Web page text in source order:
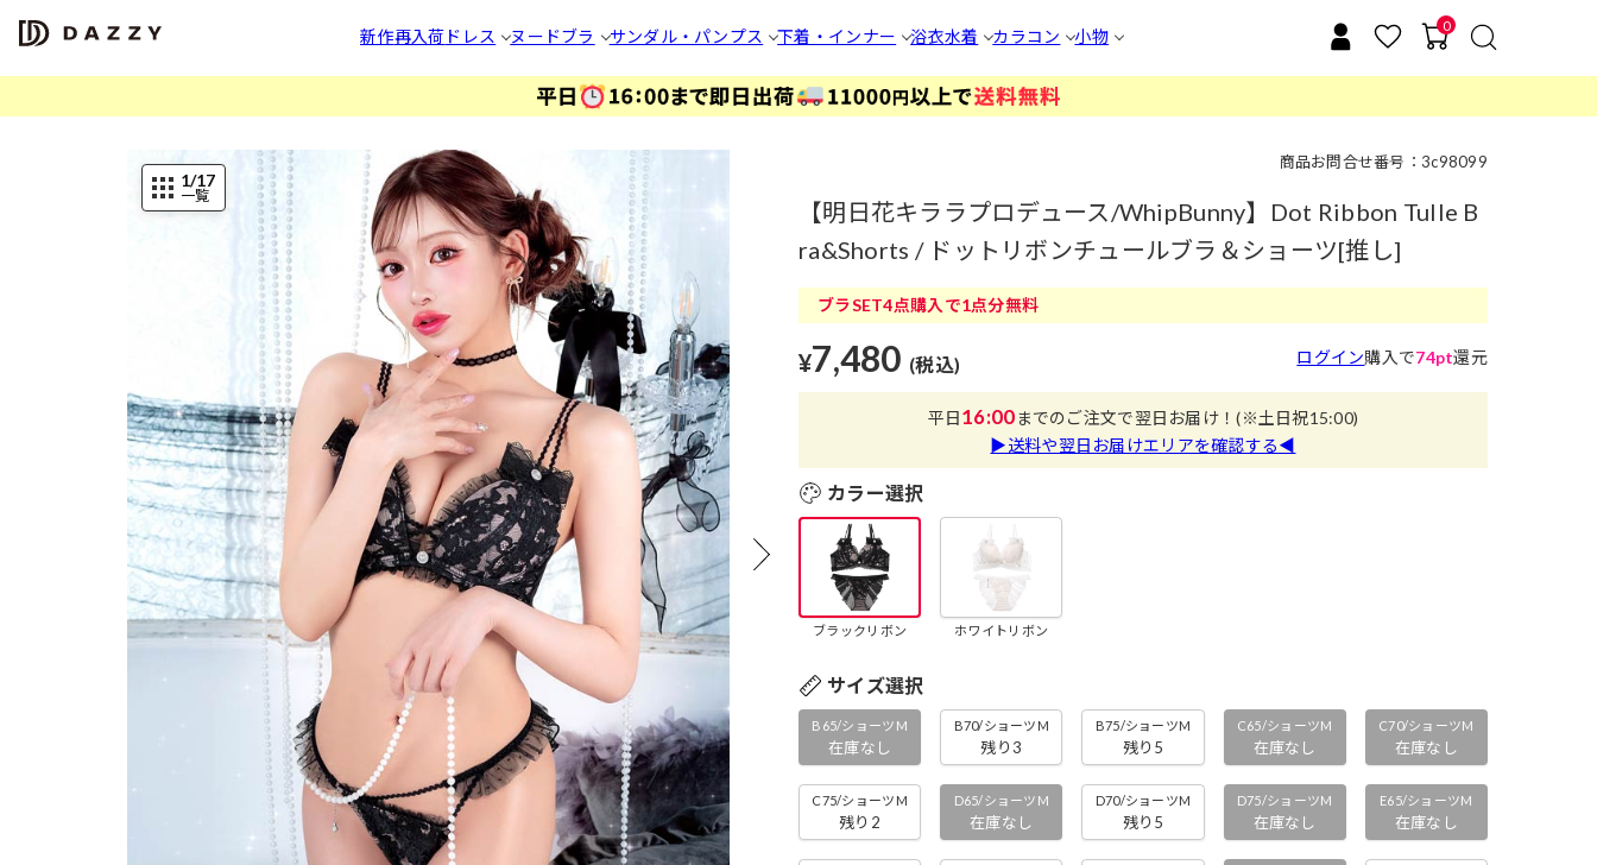
新作再入荷 ドレス ヌードブラ サンダル・パンプス 下着・インナー 浴衣水着 カラコン 小物
0
1/17
一覧
商品お問合せ番号：3c98099
【明日花キララプロデュース/WhipBunny】Dot Ribbon Tulle B
ra&Shorts / ドットリボンチュールブラ＆ショーツ[推し]
ブラSET4点購入で1点分無料
¥7,480 (税込) ログイン購入で74pt還元
平日16:00までのご注文で翌日お届け！(※土日祝15:00)
▶送料や翌日お届けエリアを確認する◀
カラー選択
ブラックリボン ホワイトリボン
サイズ選択
B65/ショーツM
在庫なし
B70/ショーツM
残り3
B75/ショーツM
残り5
C65/ショーツM
在庫なし
C70/ショーツM
在庫なし
C75/ショーツM
残り2
D65/ショーツM
在庫なし
D70/ショーツM
残り5
D75/ショーツM
在庫なし
E65/ショーツM
在庫なし